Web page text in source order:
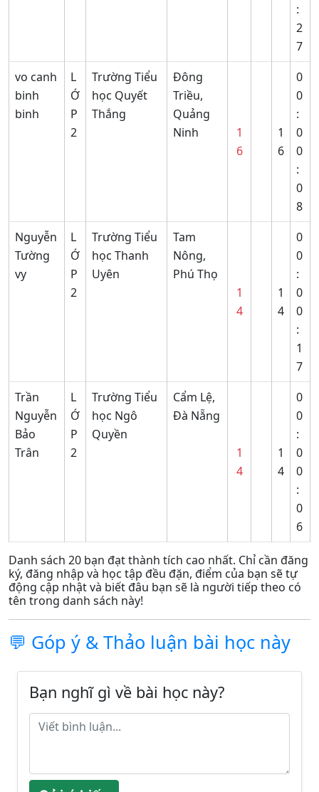
:
2
7
vo canh
binh
binh
L
Ớ
P
2
Trường Tiểu
học Quyết
Thắng
Đông
Triều,
Quảng
Ninh
1
6
1
6
0
0
:
0
0
:
0
8
Nguyễn
Tường
vy
L
Ớ
P
2
Trường Tiểu
học Thanh
Uyên
Tam
Nông,
Phú Thọ
1
4
1
4
0
0
:
0
0
:
1
7
Trần
Nguyễn
Bảo
Trân
L
Ớ
P
2
Trường Tiểu
học Ngô
Quyền
Cẩm Lệ,
Đà Nẵng
1
4
1
4
0
0
:
0
0
:
0
6
Danh sách 20 bạn đạt thành tích cao nhất. Chỉ cần đăng
ký, đăng nhập và học tập đều đặn, điểm của bạn sẽ tự
động cập nhật và biết đâu bạn sẽ là người tiếp theo có
tên trong danh sách này!
💬 Góp ý & Thảo luận bài học này
Bạn nghĩ gì về bài học này?